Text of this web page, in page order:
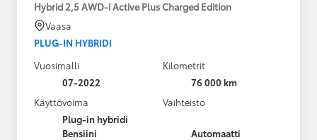
Hybrid 2,5 AWD-i Active Plus Charged Edition
Vaasa
PLUG-IN HYBRIDI
Vuosimalli
07-2022
Kilometrit
76 000 km
Käyttövoima
Plug-in hybridi
Bensiini
Vaihteisto
Automaatti